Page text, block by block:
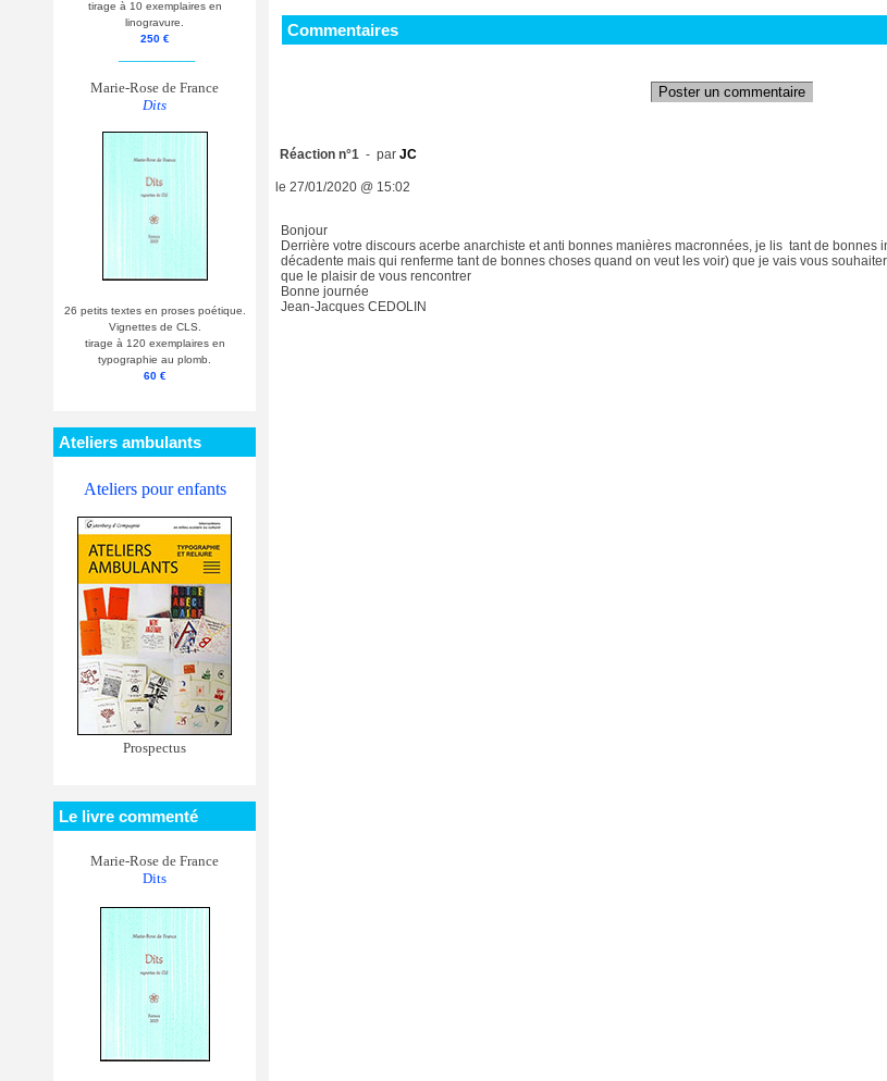
tirage à 10 exemplaires en
linogravure.
250 €
Marie-Rose de France
Dits
26 petits textes en proses poétique.
Vignettes de CLS.
tirage à 120 exemplaires en
typographie au plomb.
60 €
Ateliers ambulants
Ateliers pour enfants
Prospectus
Le livre commenté
Marie-Rose de France
Dits
Commentaires
Poster un commentaire
Réaction n°1 - par JC
le 27/01/2020 @ 15:02
Bonjour
Derrière votre discours acerbe anarchiste et anti bonnes manières macronnées, je lis tant de bonnes
décadente mais qui renferme tant de bonnes choses quand on veut les voir) que je vais vous
que le plaisir de vous rencontrer
Bonne journée
Jean-Jacques CEDOLIN